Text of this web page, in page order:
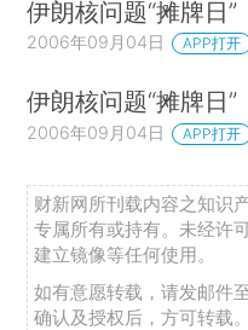
伊朗核问题“摊牌日”
2006年09月04日 APP打开
伊朗核问题“摊牌日”
2006年09月04日 APP打开
财新网所刊载内容之知识
专属所有或持有。未经许
建立镜像等任何使用。
如有意愿转载，请发邮件
确认及授权后，方可转载。